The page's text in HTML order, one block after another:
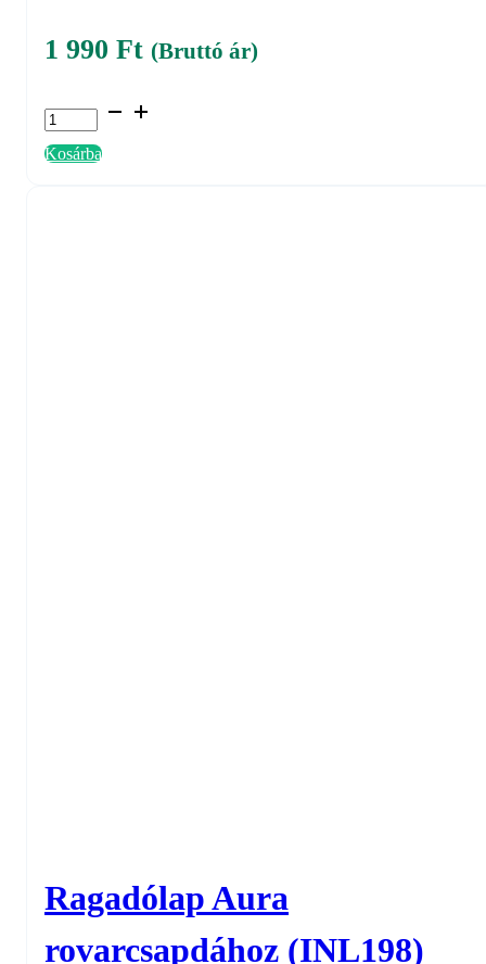
1 990 Ft (Bruttó ár)
Ragadólap
Luralite
Plus
Kosárba
Ragadólap Aura
rovarcsapdához (INL198)